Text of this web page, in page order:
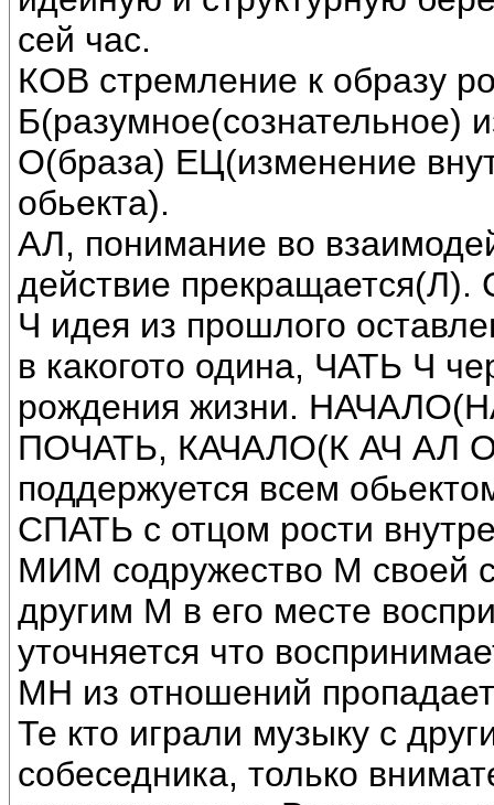
сей час.
КОВ стремление к образу
Б(разумное(сознательное)
О(браза) ЕЦ(изменение
обьекта).
АЛ, понимание во
действие
Ч идея из прошлого
в какогото одина, ЧАТЬ Ч
рождения жизни.
ПОЧАТЬ, КАЧАЛО(К АЧ АЛ
поддержуется всем
СПАТЬ с отцом рости
МИМ содружество М своей
другим М в его месте
уточняется что
МН из отношений
Те кто играли музыку с
собеседника, только